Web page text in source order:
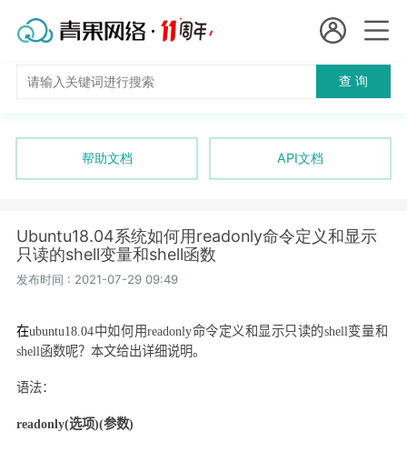
国
短效代理
独享代理
长效代理
进入控制台
查 询
帮助文档 API文档
Ubuntu18.04系统如何用readonly命令定义和显示
只读的shell变量和shell函数
发布时间 : 2021-07-29 09:49
在ubuntu18.04中如何用readonly命令定义和显示只读的shell变量和
shell函数呢？本文给出详细说明。
语法：
readonly(选项)(参数)